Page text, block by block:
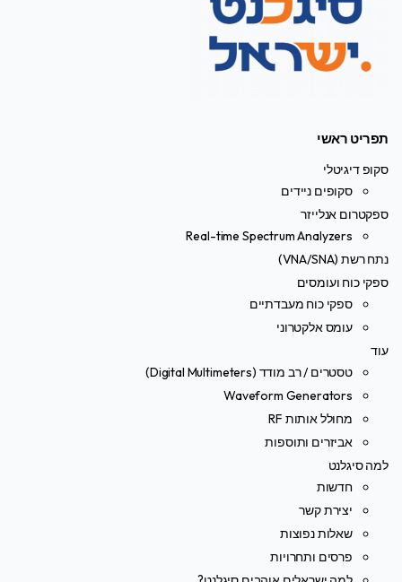
תפריט ראשי
סקופ דיגיטלי
סקופים ניידים
ספקטרום אנלייזר
Real-time Spectrum Analyzers
נתח רשת (VNA/SNA)
ספקי כוח ועומסים
ספקי כוח מעבדתיים
עומס אלקטרוני
עוד
טסטרים / רב מודד (Digital Multimeters)
Waveform Generators
מחולל אותות RF
אביזרים ותוספות
למה סיגלנט
חדשות
יצירת קשר
שאלות נפוצות
פרסים ותחרויות